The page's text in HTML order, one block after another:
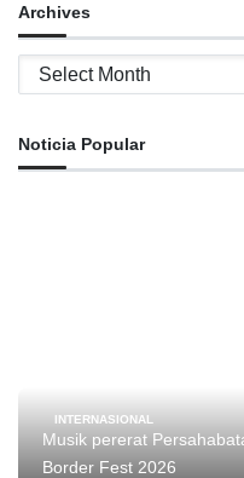
Archives
Archives
Noticia Popular
INTERNASIONAL
Musik pererat